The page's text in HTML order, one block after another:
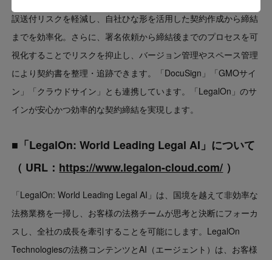
誤送付リスクを軽減し、自社ひな形を活用した契約作成から締結
までを効率化。さらに、署名依頼から締結後までのプロセスを可
視化することでリスクを抑止し、バージョン管理やスペース管理
により契約書を整理・追跡できます。「DocuSign」「GMOサイ
ン」「クラウドサイン」とも連携しています。「LegalOn」のサ
インが安心かつ効率的な契約締結を実現します。
■「LegalOn: World Leading Legal AI」について
（ URL： https://www.legalon-cloud.com/ ）
「LegalOn: World Leading Legal AI」は、国境を越えて非効率な
法務業務を一掃し、お客様の法務チームが思考と決断にフォーカ
スし、全社の成長を牽引することを可能にします。LegalOn
Technologiesの法務コンテンツとAI（エージェント）は、お客様